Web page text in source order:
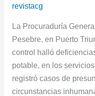
revistacg
La Procuraduría
Pesebre, en Puerto
control halló
potable, en los
registró casos de
circunstancias
DD:HH
cárcel
de
Puerto
Triunfo,
Antioquia